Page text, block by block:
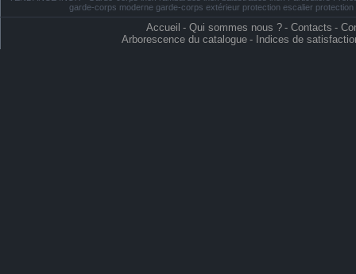
garde-corps moderne garde-corps extérieur protection escalier
Accueil - Qui sommes nous ? - Contacts -
Arborescence du catalogue - Indices de